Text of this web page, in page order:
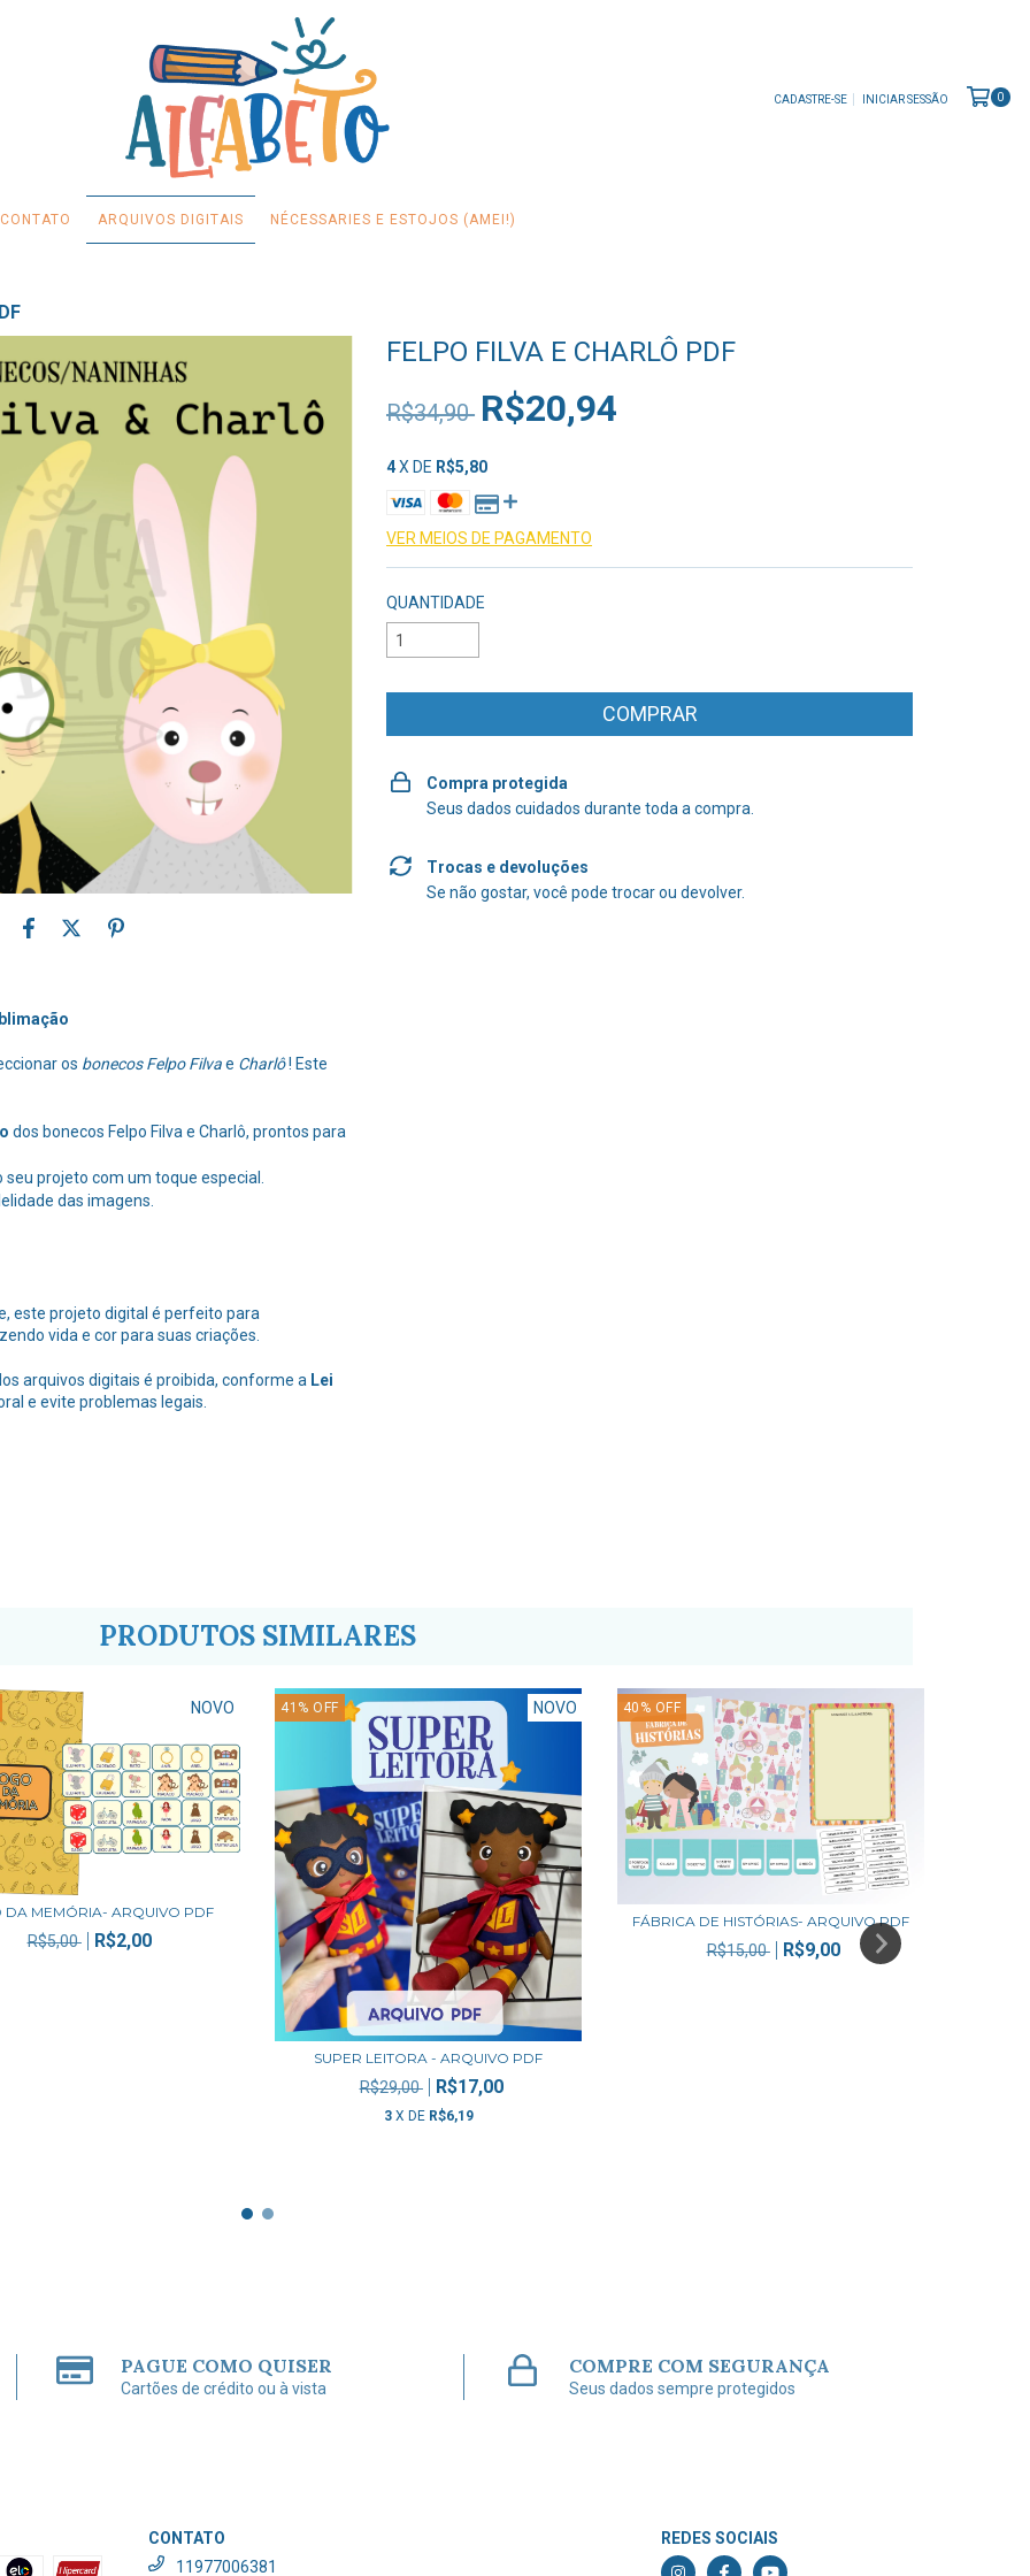
CADASTRE-SE INICIAR SESSÃO 0
CONTATO ARQUIVOS DIGITAIS NÉCESSARIES E ESTOJOS (AMEI!)
os bonecos Felpo Filvae Charlô! Este
dos bonecos Felpo Filva e Charlô, prontos para
projeto com um toque especial.
das imagens.
este projeto digital é perfeito para
vida e cor para suas criações.
arquivos digitais é proibida, conforme a Lei
e evite problemas legais.
FELPO FILVA E CHARLÔ PDF
R$34,90 R$20,94
4X DE R$5,80
VER MEIOS DE PAGAMENTO
QUANTIDADE
Compra protegida
Seus dados cuidados durante toda a compra.
Trocas e devoluções
Se não gostar, você pode trocar ou devolver.
PRODUTOS SIMILARES
NOVO
DA MEMÓRIA- ARQUIVO PDF
R$5,00 R$2,00
41 % OFF NOVO
SUPER LEITORA - ARQUIVO PDF
R$29,00 R$17,00
3 X DE R$6,19
40 % OFF
FÁBRICA DE HISTÓRIAS- ARQUIVO PDF
R$15,00 R$9,00
PAGUE COMO QUISER
Cartões de crédito ou à vista
COMPRE COM SEGURANÇA
Seus dados sempre protegidos
CONTATO
11977006381
REDES SOCIAIS